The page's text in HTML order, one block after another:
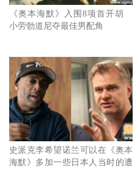
Fiction》
劳勃狄尼洛（Robert
莱恩葛斯林（Ryan Gosling
马克卢法洛（Mark Rafflo）
最佳女配角
达芬乔伊兰道夫（Da'Vine
艾蜜莉布朗（Emily Blunt
《奥本海默》入围8项首开胡
小劳勃道尼夺最佳男配角
史派克李希望诺兰可以在《奥本
海默》多加一些日本人当时的遭